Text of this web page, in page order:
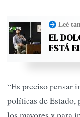
Leé
EL
ESTÁ
“Es preciso pensar
políticas de Estado,